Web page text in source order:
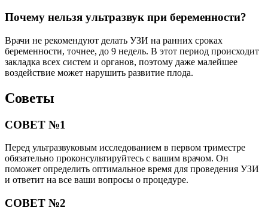
Почему нельзя ультразвук при беременности?
Врачи не рекомендуют делать УЗИ на ранних сроках
беременности, точнее, до 9 недель. В этот период происходит
закладка всех систем и органов, поэтому даже малейшее
воздействие может нарушить развитие плода.
Советы
СОВЕТ №1
Перед ультразвуковым исследованием в первом триместре
обязательно проконсультируйтесь с вашим врачом. Он
поможет определить оптимальное время для проведения УЗИ
и ответит на все ваши вопросы о процедуре.
СОВЕТ №2